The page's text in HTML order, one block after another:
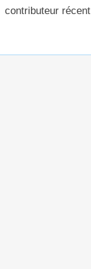
contributeur récent